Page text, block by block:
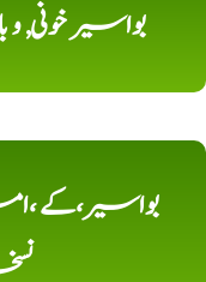
بواسیر
بواسیر،کے